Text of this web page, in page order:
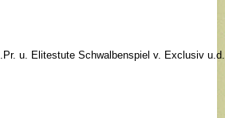
u. Elitestute Schwalbenspiel v. Exclusiv u.d.